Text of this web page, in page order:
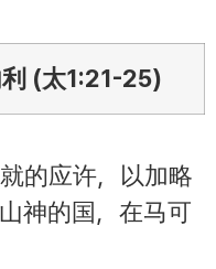
(太1:21-25)
的应许，以加略
神的国，在马可